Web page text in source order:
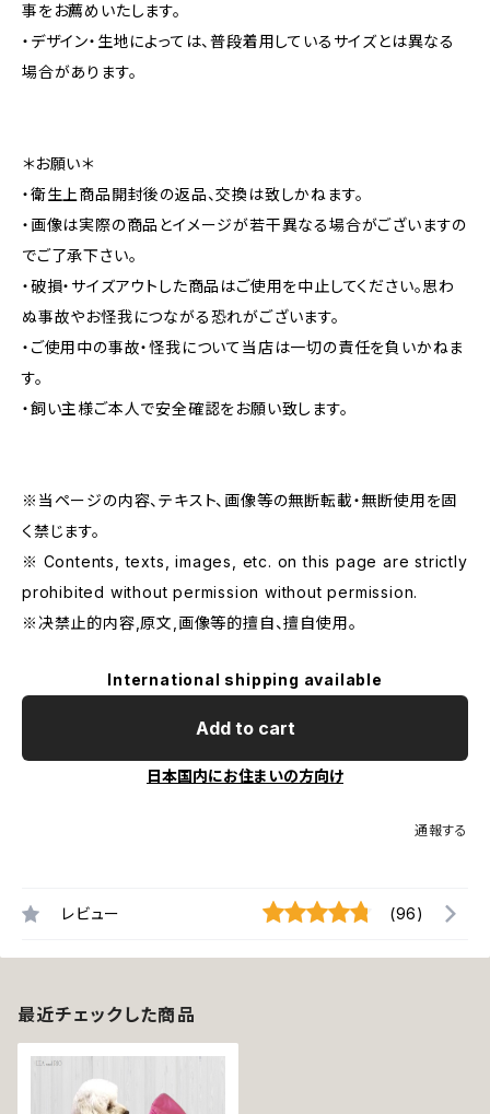
事をお薦めいたします。
・デザイン・生地によっては、普段着用しているサイズとは異なる
場合があります。
＊お願い＊
・衛生上商品開封後の返品、交換は致しかねます。
・画像は実際の商品とイメージが若干異なる場合がございますの
でご了承下さい。
・破損・サイズアウトした商品はご使用を中止してください。思わ
ぬ事故やお怪我につながる恐れがございます。
・ご使用中の事故・怪我について当店は一切の責任を負いかねま
す。
・飼い主様ご本人で安全確認をお願い致します。
※当ページの内容、テキスト、画像等の無断転載・無断使用を固
く禁じます。
※ Contents, texts, images, etc. on this page are strictly
prohibited without permission without permission.
※决禁止的内容,原文,画像等的擅自、擅自使用。
International shipping available
Add to cart
日本国内にお住まいの方向け
通報する
レビュー (96)
最近チェックした商品